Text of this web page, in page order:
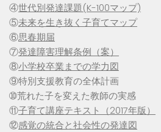
④世代別発達課題(K-100マップ)
⑤未来を生き抜く子育てマップ
⑥思春期届
⑦発達障害理解条例（案）
⑧小学校卒業までの学力図
⑨特別支援教育の全体計画
➉荒れた子を変えた教師の実感
⑪子育て講座テキスト（2017年版）
⑫感覚の統合と社会性の発達図